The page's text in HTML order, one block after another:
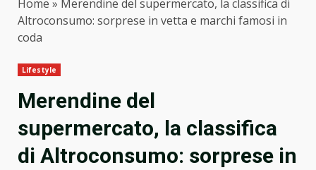
Home » Merendine del supermercato, la classifica di
Altroconsumo: sorprese in vetta e marchi famosi in
coda
Lifestyle
Merendine del
supermercato, la classifica
di Altroconsumo: sorprese in